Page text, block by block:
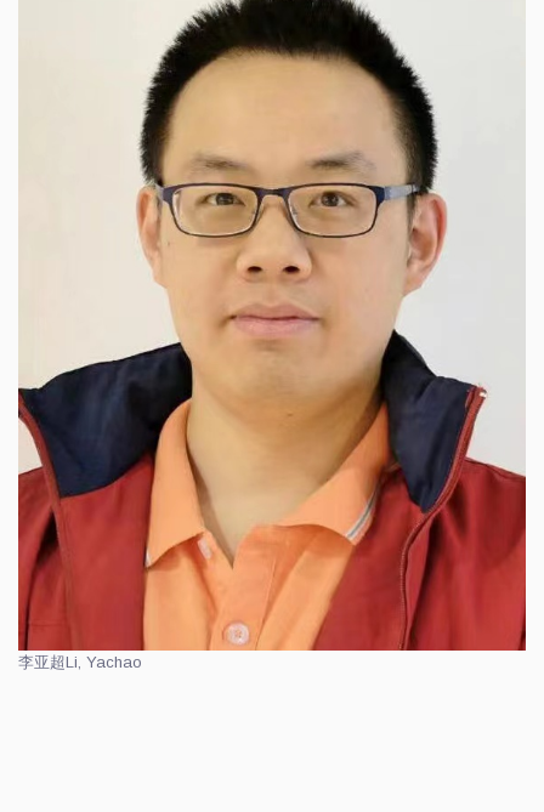
李亚超Li, Yachao